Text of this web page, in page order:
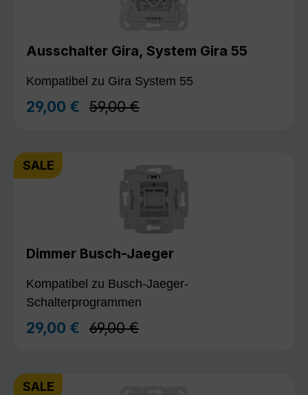
Ausschalter Gira, System Gira 55
Kompatibel zu Gira System 55
Verkaufspreis:
29,00 € Regulärer Preis:
59,00 €
SALE
Dimmer Busch-Jaeger
Kompatibel zu Busch-Jaeger-
Schalterprogrammen
Verkaufspreis:
29,00 € Regulärer Preis:
69,00 €
SALE